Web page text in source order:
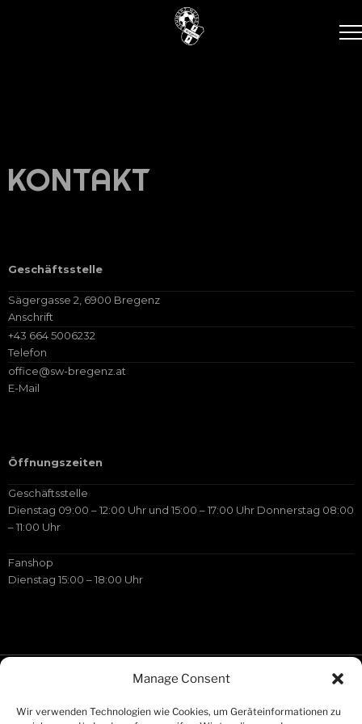
Manage Consent
Wir verwenden Technologien wie Cookies, um Geräteinformationen zu
KONTAKT
Geschäftsstelle
Sägergasse 2, 6900 Bregenz
Anschrift
+43 664 5006232
Telefon
office@sw-bregenz.at
E-Mail
Öffnungszeiten
Geschäftsstelle
Dienstag 09:00 – 12:00 Uhr und 15:00 – 17:00 Uhr Donnerstag 08:00
– 11:00 Uhr
Fanshop
Dienstag 15:00 – 18:00 Uhr